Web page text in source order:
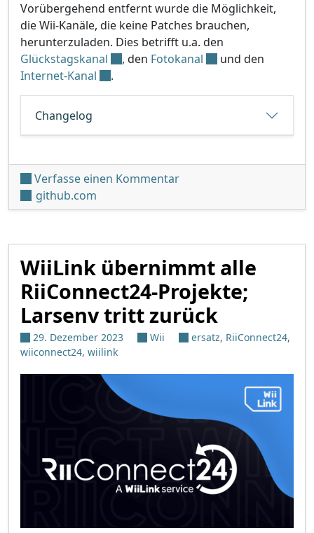
Vorübergehend entfernt wurde die Möglichkeit,
die Wii-Kanäle, die keine Patches brauchen,
herunterzuladen. Dies betrifft u.a. den
Glückstagskanal
, den Fotokanal
und den
Internet-Kanal
.
Changelog
Verfasse einen Kommentarunter 'RiiConnect24 +
github.com
WiiLink übernimmt alle
RiiConnect24-Projekte;
Larsenv tritt zurück
29. Dezember 2023 Wii ersatz, RiiConnect24,
wiiconnect24, wiilink